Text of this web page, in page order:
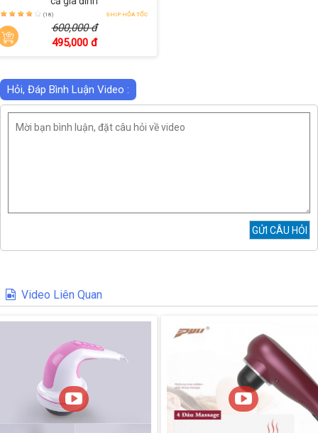
(18) SHIP HỎA TỐC
600,000 đ
495,000 đ
Hỏi, Đáp Bình Luận Video :
Video Liên Quan